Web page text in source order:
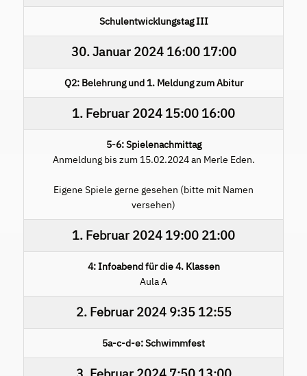
Schulentwicklungstag III
30. Januar 202416:00 17:00
Q2: Belehrung und 1. Meldung zum Abitur
1. Februar 2024 15:00 16:00
5-6: Spielenachmittag
Anmeldung bis zum 15.02.2024 an Merle Eden.
Eigene Spiele gerne gesehen (bitte mit Namen
versehen)
1. Februar 2024 19:00 21:00
4: Infoabend für die 4. Klassen
Aula A
2. Februar 20249:35 12:55
5a-c-d-e: Schwimmfest